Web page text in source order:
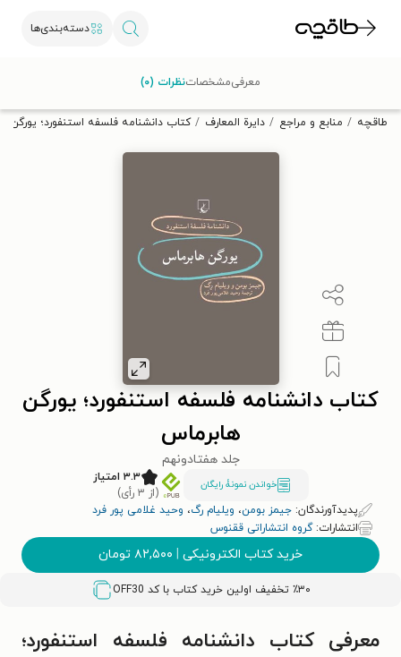
دسته‌بندی‌ها
تخفیف از طاقچه دریافت کن.
طاقچه منابع و مراجع دایرة المعارف کتاب دانشنامه فلسفه استنفورد؛ یورگن
کتاب دانشنامه فلسفه استنفورد؛ یورگن
هابرماس
جلد هفتاد‌ونهم
خواندن نمونۀ رایگان
۳.۳ امتیاز
(از ۳ رأی)
پدیدآورندگان: جیمز بومن، ویلیام رگ، وحید غلامی پور فرد
انتشارات:گروه انتشاراتی ققنوس
خرید کتاب الکترونیکی | ۸۲,۵۰۰ تومان
٪۳۰ تخفیف اولین خرید کتاب با کد OFF30
معرفیمشخصاتنظرات (۰)
معرفی کتاب دانشنامه فلسفه استنفورد؛